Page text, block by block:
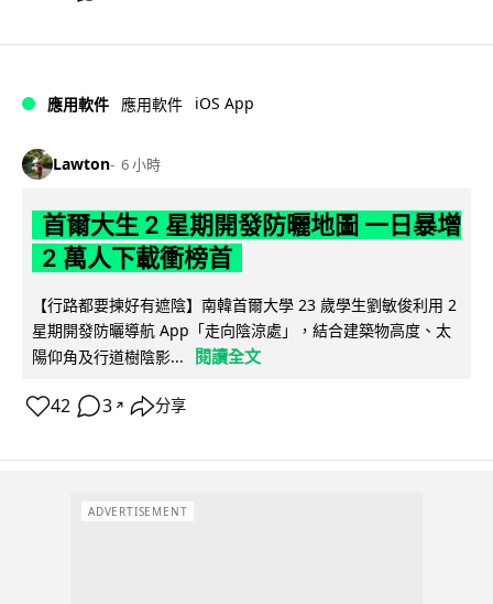
應用軟件 應用軟件 iOS App
Lawton 6 小時
首爾大生 2 星期開發防曬地圖 一日暴增
2 萬人下載衝榜首
【行路都要揀好有遮陰】南韓首爾大學 23 歲學生劉敏俊利用 2
星期開發防曬導航 App「走向陰涼處」，結合建築物高度、太
陽仰角及行道樹陰影...
閱讀全文
42 3 ↗ 分享
ADVERTISEMENT